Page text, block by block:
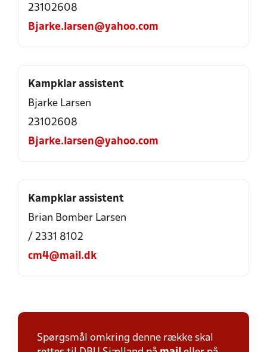
23102608
Bjarke.larsen@yahoo.com
Kampklar assistent
Bjarke Larsen
23102608
Bjarke.larsen@yahoo.com
Kampklar assistent
Brian Bomber Larsen
/ 2331 8102
cm4@mail.dk
Spørgsmål omkring denne række skal